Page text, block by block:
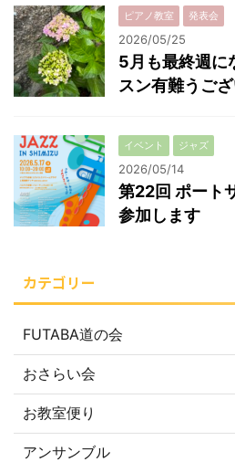
ピアノ教室 発表会
2026/05/25
5月も最終週に
スン有難うご
イベント ジャズ
2026/05/14
第22回 ポート
参加します
カテゴリー
FUTABA道の会
おさらい会
お教室便り
アンサンブル